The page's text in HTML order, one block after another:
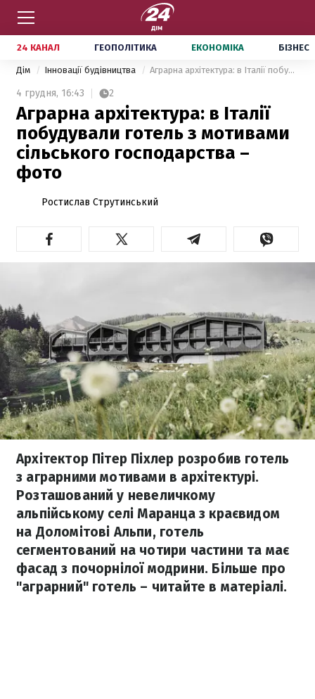
24 КАНАЛ ГЕОПОЛІТИКА ЕКОНОМІКА БІЗНЕС
Дім Інновації будівництва Аграрна архітектура: в Італії побудували готель з мотивами сільського господарства – фото
4 грудня, 16:43 2
Аграрна архітектура: в Італії
побудували готель з мотивами
сільського господарства –
фото
Ростислав Струтинський
Архітектор Пітер Піхлер розробив готель
з аграрними мотивами в архітектурі.
Розташований у невеличкому
альпійському селі Маранца з краєвидом
на Доломітові Альпи, готель
сегментований на чотири частини та має
фасад з почорнілої модрини. Більше про
"аграрний" готель – читайте в матеріалі.